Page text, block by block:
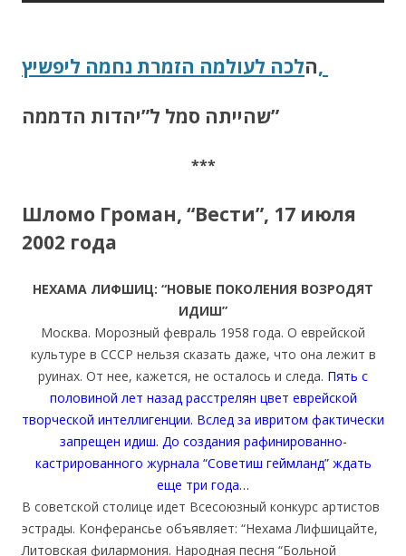
הלכה לעולמה הזמרת נחמה ליפשיץ,
שהייתה סמל ל”יהדות הדממה”
***
Шломо Громан, “Вести”, 17 июля
2002 года
НЕХАМА ЛИФШИЦ: “НОВЫЕ ПОКОЛЕНИЯ ВОЗРОДЯТ
ИДИШ”
Москва. Морозный февраль 1958 года. О еврейской
культуре в СССР нельзя сказать даже, что она лежит в
руинах. От нее, кажется, не осталось и следа. Пять с
половиной лет назад расстрелян цвет еврейской
творческой интеллигенции. Вслед за ивритом фактически
запрещен идиш. До создания рафинированно-
кастрированного журнала “Советиш геймланд” ждать
еще три года…
В советской столице идет Всесоюзный конкурс артистов
эстрады. Конферансье объявляет: “Нехама Лифшицайте,
Литовская филармония. Народная песня “Больной